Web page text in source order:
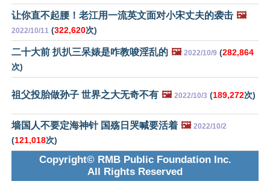
让你直不起腰！老江用一流英文面对小宋丈夫的袭击 🖼️
2022/10/11 (322,620次)
二十大前 扒扒三呆婊是咋教唆淫乱的 🖼️ 2022/10/9 (282,864
次)
祖父投胎做孙子 世界之大无奇不有 🖼️ 2022/10/3 (189,272次)
墙国人不要定海神针 国殇日哭喊要活着 🖼️ 2022/10/2
(121,018次)
Copyright© RMB Public Foundation Inc.
All Rights Reserved